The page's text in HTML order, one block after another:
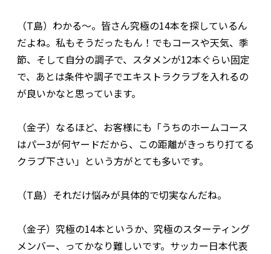
（T島）わかる～。皆さん究極の14本を探しているん
だよね。私もそうだったもん！でもコースや天気、季
節、そして自分の調子で、スタメンが12本ぐらい固定
で、あとは条件や調子でエキストラクラブを入れるの
が良いかなと思っています。
（金子）なるほど、お客様にも「うちのホームコース
はパー3が何ヤードだから、この距離がきっちり打てる
クラブ下さい」という方がとても多いです。
（T島）それだけ悩みが具体的で切実なんだね。
（金子）究極の14本というか、究極のスターティング
メンバー、ってかなり難しいです。サッカー日本代表